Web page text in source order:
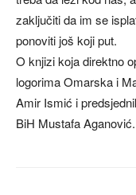
zaključiti da im se
ponoviti još koji put.
O knjizi koja direktno
logorima Omarska i
Amir Ismić i
BiH Mustafa Aganović.